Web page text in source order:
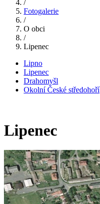
/
Fotogalerie
/
O obci
/
Lipenec
Lipno
Lipenec
Drahomyšl
Okolní České středohoří
Lipenec